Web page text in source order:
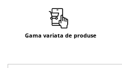
Gama variata de produse